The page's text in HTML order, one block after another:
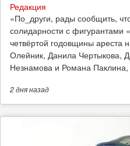
Редакция
​«По_други, рады сообщить,
солидарности с фигурантами
четвёртой годовщины
Олейник, Данила Чертыкова,
Незнамова и Романа Паклина,
2 дняназад